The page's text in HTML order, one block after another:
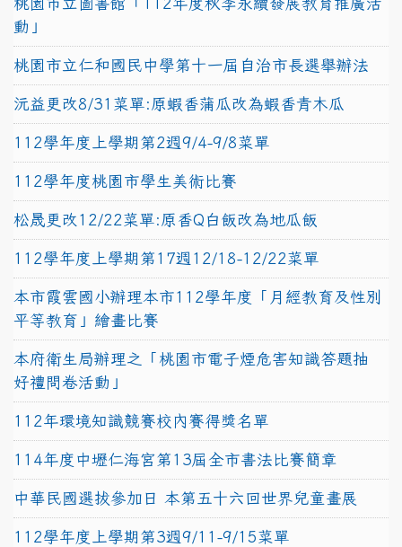
動」
桃園市立仁和國民中學第十一屆自治市長選舉辦法
沅益更改8/31菜單:原蝦香蒲瓜改為蝦香青木瓜
112學年度上學期第2週9/4-9/8菜單
112學年度桃園市學生美術比賽
松晟更改12/22菜單:原香Q白飯改為地瓜飯
112學年度上學期第17週12/18-12/22菜單
本市霞雲國小辦理本市112學年度「月經教育及性別
平等教育」繪畫比賽
本府衛生局辦理之「桃園市電子煙危害知識答題抽
好禮問卷活動」
112年環境知識競賽校內賽得獎名單
114年度中壢仁海宮第13屆全市書法比賽簡章
中華民國選拔參加日 本第五十六回世界兒童畫展
112學年度上學期第3週9/11-9/15菜單